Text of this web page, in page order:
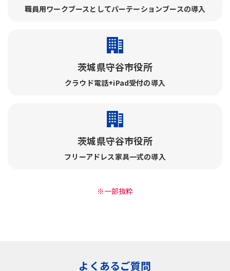
職員用ワークブースとしてパーテーションブースの導入
茨城県守谷市役所
クラウド電話+iPad受付の導入
茨城県守谷市役所
フリーアドレス家具一式の導入
※一部抜粋
よくあるご質問